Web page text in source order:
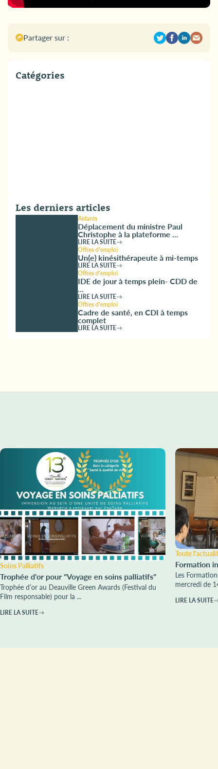
Partager sur :
Catégories
Les derniers articles
Aidants
Déplacement du ministre Paul
Christophe à la plateforme ...
LIRE LA SUITE
Offres d'emploi
Un(e) kinésithérapeute à mi-temps
LIRE LA SUITE
Offres d'emploi
IDE de jour à temps plein- CDD de
...
LIRE LA SUITE
Offres d'emploi
Cadre de santé, en CDI à temps
complet
LIRE LA SUITE
Soins Palliatifs
Trophée d'or pour "Voyage en soins palliatifs"
Trophée d’or au Deauville Green Awards (Festival du
Film responsable) pour la ...
LIRE LA SUITE
Toute
Formation
Les
mercredi de
LIRE LA SUITE